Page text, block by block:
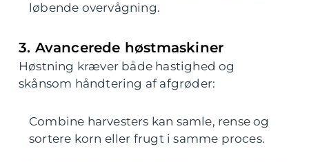
løbende overvågning.
3. Avancerede høstmaskiner
Høstning kræver både hastighed og
skånsom håndtering af afgrøder:
Combine harvesters kan samle, rense og
sortere korn eller frugt i samme proces.